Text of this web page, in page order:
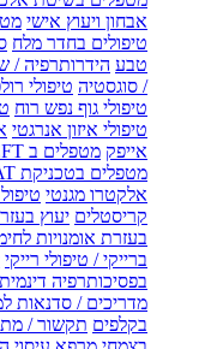
אבחון ויעוץ אישי
טיפולים בחדר מלח
טבע הידרותרפיה /
/ סוגסטיה טיפולי
טיפולי גוף נפש רוח
טיפולי איזון אנרגטי
אייפק מטפלים ב EFT שחרור ריגשי
מטפלים בטכניקת LAT - איזון חיים
אלקטרו מגנטי
קריסטלים יעוץ
בעזרת אומנויות
ברייקי / טיפולי רייקי
בפסיכותרפיה דינמית
מדריכים / סדנאות
בקלפים תקשור /